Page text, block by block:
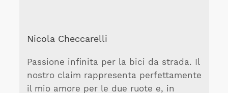
Nicola Checcarelli
Passione infinita per la bici da strada. Il
nostro claim rappresenta perfettamente
il mio amore per le due ruote e, in